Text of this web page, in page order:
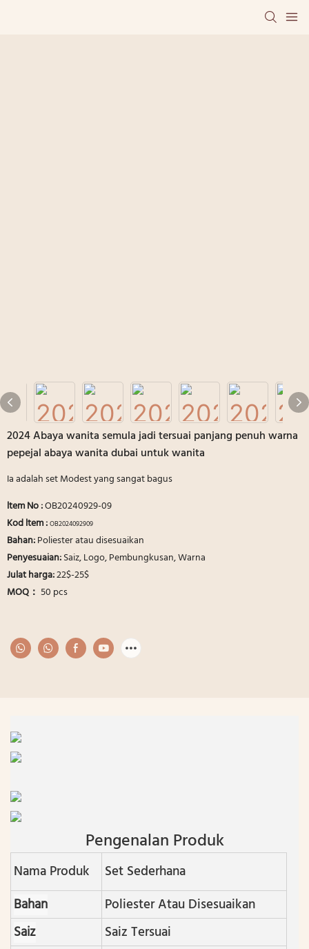
2024 Abaya wanita semula jadi tersuai panjang penuh warna
pepejal abaya wanita dubai untuk wanita
Ia adalah set Modest yang sangat bagus
ltem No:OB20240929-09
Kod ltem :OB2024092909
Bahan:Poliester atau disesuaikan
Penyesuaian:Saiz, Logo, Pembungkusan, Warna
Julat harga:22$-25$
MOQ： 50 pcs
Pengenalan Produk
Nama Produk
Set Sederhana
Bahan
Poliester Atau Disesuaikan
Saiz
Saiz Tersuai